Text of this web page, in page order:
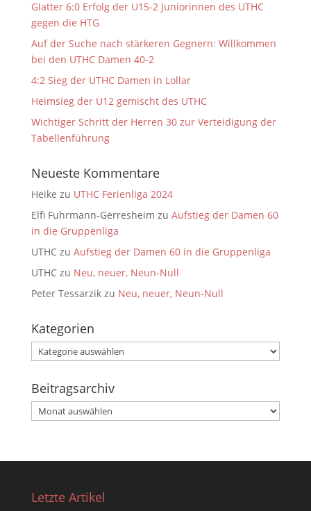
Glatter 6:0 Erfolg der U15-2 Juniorinnen des UTHC
gegen die HTG
Auf der Suche nach stärkeren Gegnern: Willkommen
bei den UTHC Damen 40-2
4:2 Sieg der UTHC Damen in Lollar
Heimsieg der U12 gemischt des UTHC
Wichtiger Schritt der Herren 30 zur Verteidigung der
Tabellenführung
Neueste Kommentare
Heike zu UTHC Ferienliga 2024
Elfi Fuhrmann-Gerresheim zu Aufstieg der Damen 60
in die Gruppenliga
UTHCzu Aufstieg der Damen 60 in die Gruppenliga
UTHCzu Neu, neuer, Neun-Null
Peter Tessarzikzu Neu, neuer, Neun-Null
Kategorien
Kategorien
Beitragsarchiv
Beitragsarchiv
Letzte Artikel